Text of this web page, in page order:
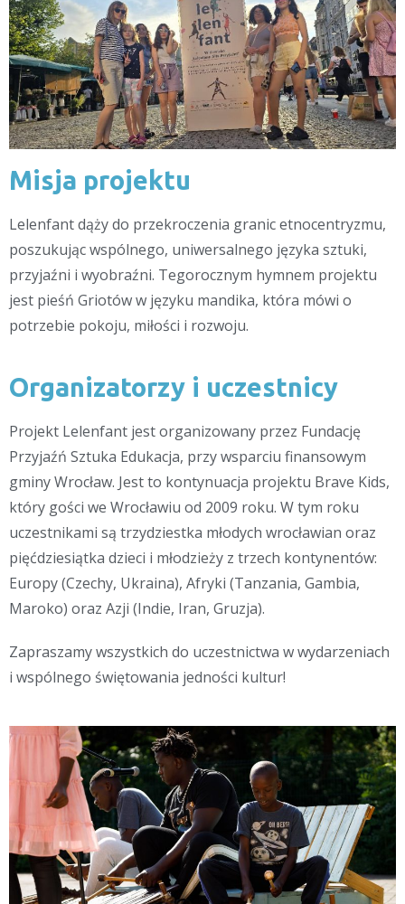
Misja projektu
Lelenfant dąży do przekroczenia granic etnocentryzmu,
poszukując wspólnego, uniwersalnego języka sztuki,
przyjaźni i wyobraźni. Tegorocznym hymnem projektu
jest pieśń Griotów w języku mandika, która mówi o
potrzebie pokoju, miłości i rozwoju.
Organizatorzy i uczestnicy
Projekt Lelenfant jest organizowany przez Fundację
Przyjaźń Sztuka Edukacja, przy wsparciu finansowym
gminy Wrocław. Jest to kontynuacja projektu Brave Kids,
który gości we Wrocławiu od 2009 roku. W tym roku
uczestnikami są trzydziestka młodych wrocławian oraz
pięćdziesiątka dzieci i młodzieży z trzech kontynentów:
Europy (Czechy, Ukraina), Afryki (Tanzania, Gambia,
Maroko) oraz Azji (Indie, Iran, Gruzja).
Zapraszamy wszystkich do uczestnictwa w wydarzeniach
i wspólnego świętowania jedności kultur!